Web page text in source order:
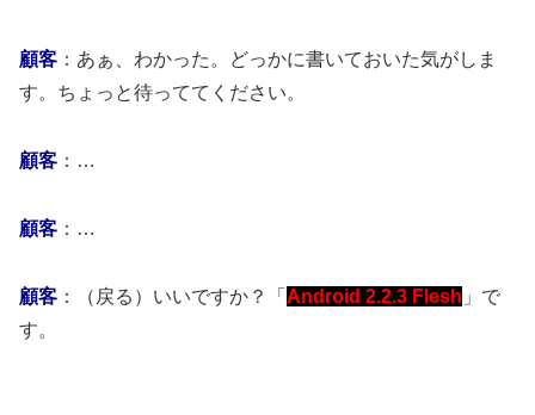
顧客 ：あぁ、わかった。どっかに書いておいた気がしま
す。ちょっと待っててください。
顧客 ：…
顧客 ：…
顧客 ：（戻る）いいですか？「 Android 2.2.3 Flesh 」で
す。